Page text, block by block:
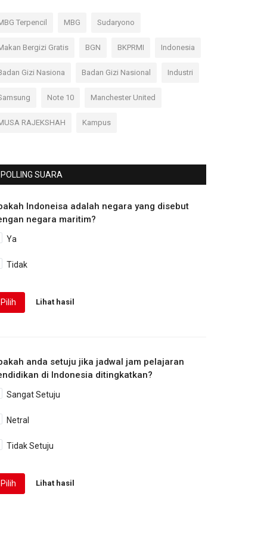
Terpencil MBG Sudaryono
Bergizi Gratis BGN BKPRMI Indonesia
Gizi Nasiona Badan Gizi Nasional Industri
Note 10 Manchester United
RAJEKSHAH Kampus
POLLING SUARA
Indoneisa adalah negara yang disebut
negara maritim?
Ya
Tidak
Pilih Lihat hasil
anda setuju jika jadwal jam pelajaran
di Indonesia ditingkatkan?
Sangat Setuju
Netral
Tidak Setuju
Pilih Lihat hasil